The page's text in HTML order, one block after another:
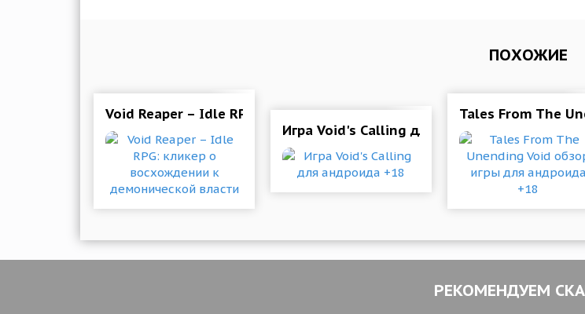
ПОХОЖИЕ
Void Reaper – Idle RPG: кликер о восхождении к демонической власти
Игра Void's Calling для андроида +18
Tales From The
РЕКОМЕНДУЕМ